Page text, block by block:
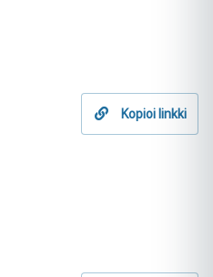
Kopioi linkki